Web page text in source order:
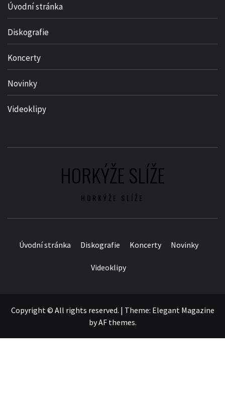
Úvodní stránka
Diskografie
Koncerty
Novinky
Videoklipy
HORKÝŽE SLÍŽE
HORKÝŽE SLÍŽE
Úvodní stránka Diskografie Koncerty Novinky
Videoklipy
Copyright © All rights reserved. | Theme: Elegant Magazine
byAF themes.